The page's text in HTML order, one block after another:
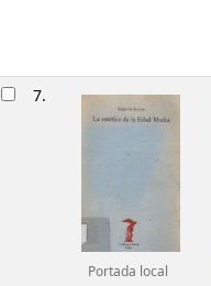
7.
Portada local